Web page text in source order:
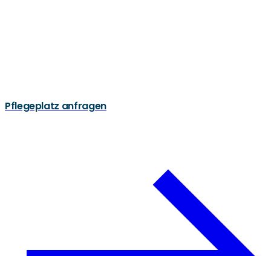
Pflegeplatz anfragen